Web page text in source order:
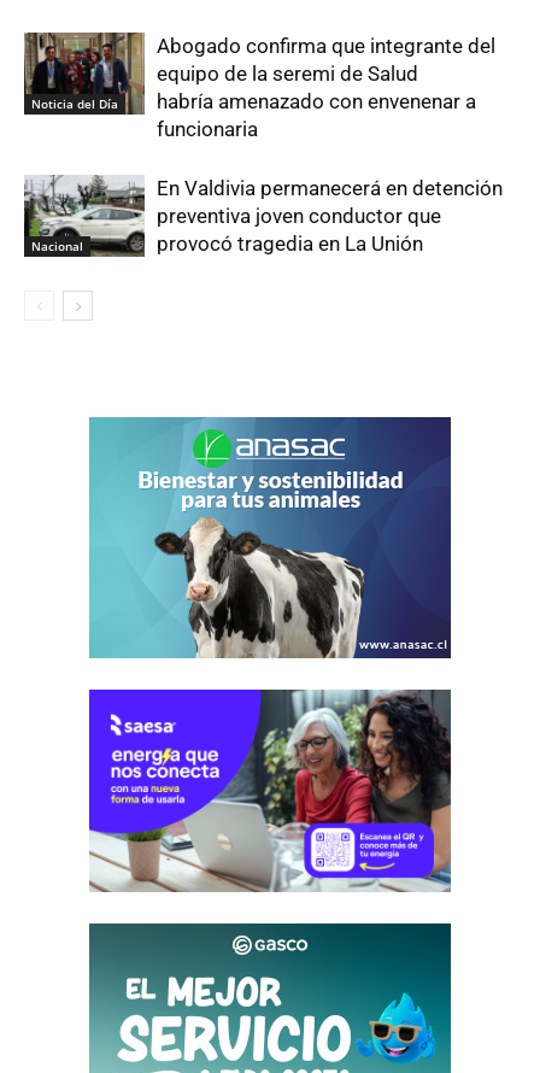
Noticia del Día
Abogado confirma que integrante del
equipo de la seremi de Salud
habría amenazado con envenenar a
funcionaria
Nacional
En Valdivia permanecerá en detención
preventiva joven conductor que
provocó tragedia en La Unión